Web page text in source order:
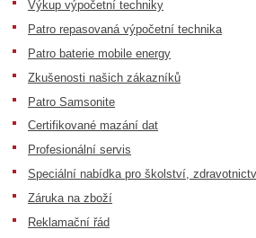
Výkup výpočetní techniky
Patro repasovaná výpočetní technika
Patro baterie mobile energy
Zkušenosti našich zákazníků
Patro Samsonite
Certifikované mazání dat
Profesionální servis
Speciální nabídka pro školství,
Záruka na zboží
Reklamační řád